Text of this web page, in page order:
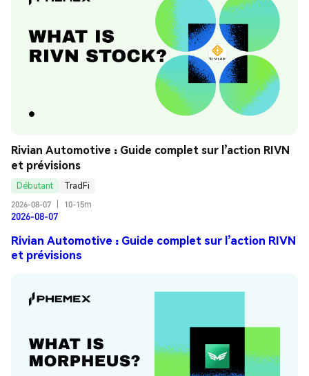
Rivian Automotive : Guide complet sur l’action RIVN
et prévisions
Débutant
TradFi
2026-08-07
10-15m
2026-08-07
Rivian Automotive : Guide complet sur l’action RIVN
et prévisions